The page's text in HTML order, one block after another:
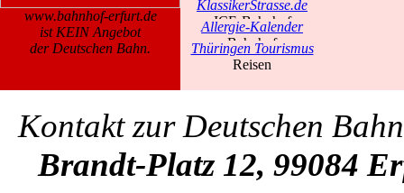
www.bahnhof-erfurt.de
ist KEIN Angebot
der Deutschen Bahn.
KlassikerStrasse.de
Allergie-Kalender
Thüringen Tourismus
Kontakt zur Deutschen
Brandt-Platz 12, 99084